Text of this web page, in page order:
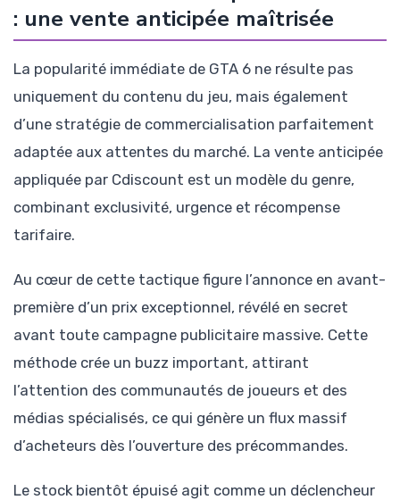
: une vente anticipée maîtrisée
La popularité immédiate de GTA 6 ne résulte pas
uniquement du contenu du jeu, mais également
d’une stratégie de commercialisation parfaitement
adaptée aux attentes du marché. La vente anticipée
appliquée par Cdiscount est un modèle du genre,
combinant exclusivité, urgence et récompense
tarifaire.
Au cœur de cette tactique figure l’annonce en avant-
première d’un prix exceptionnel, révélé en secret
avant toute campagne publicitaire massive. Cette
méthode crée un buzz important, attirant
l’attention des communautés de joueurs et des
médias spécialisés, ce qui génère un flux massif
d’acheteurs dès l’ouverture des précommandes.
Le stock bientôt épuisé agit comme un déclencheur